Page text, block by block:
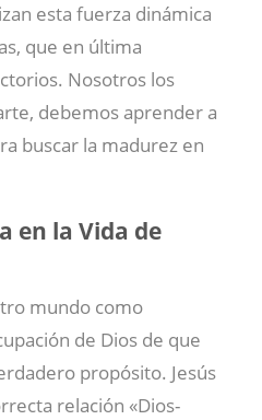
esta fuerza dinámica
que en última
Nosotros los
debemos aprender a
buscar la madurez en
en la Vida de
mundo como
de Dios de que
propósito. Jesús
relación «Dios-